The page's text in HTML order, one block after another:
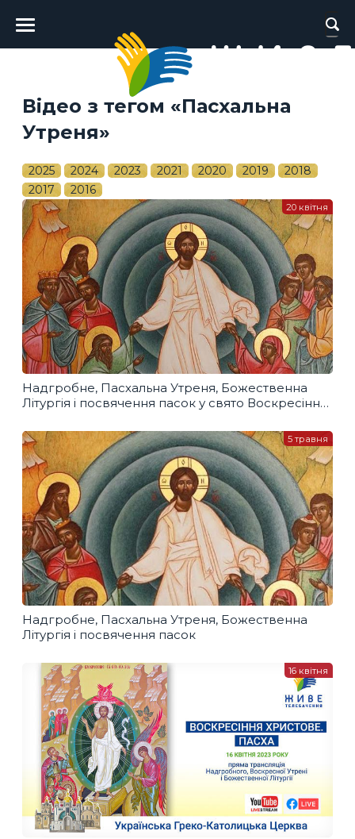
Головне
меню
Відео з тегом «Пасхальна
Утреня»
2025 2024 2023 2021 2020 2019
2018
2017
2016
Надгробне, Пасхальна Утреня, Божественна
Літургія і посвячення пасок у свято Воскресіння
20 квітня
Надгробне, Пасхальна Утреня, Божественна
Літургія і посвячення пасок
5 травня
16 квітня